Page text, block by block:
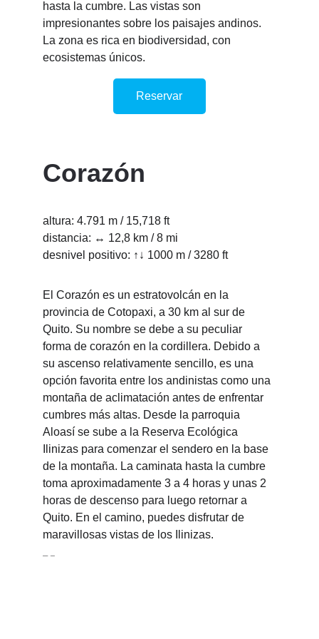
hasta la cumbre. Las vistas son
impresionantes sobre los paisajes andinos.
La zona es rica en biodiversidad, con
ecosistemas únicos.
Reservar
Corazón
altura: 4.791 m / 15,718 ft
distancia: ↔ 12,8 km / 8 mi
desnivel positivo: ↑↓ 1000 m / 3280 ft
El Corazón es un estratovolcán en la
provincia de Cotopaxi, a 30 km al sur de
Quito. Su nombre se debe a su peculiar
forma de corazón en la cordillera. Debido a
su ascenso relativamente sencillo, es una
opción favorita entre los andinistas como una
montaña de aclimatación antes de enfrentar
cumbres más altas. Desde la parroquia
Aloasí se sube a la Reserva Ecológica
Ilinizas para comenzar el sendero en la base
de la montaña. La caminata hasta la cumbre
toma aproximadamente 3 a 4 horas y unas 2
horas de descenso para luego retornar a
Quito. En el camino, puedes disfrutar de
maravillosas vistas de los Ilinizas.